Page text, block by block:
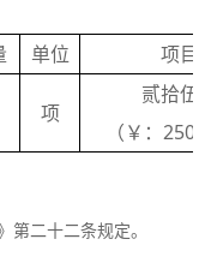
单位
项目
项
贰拾伍
（￥：
二十二条规定。